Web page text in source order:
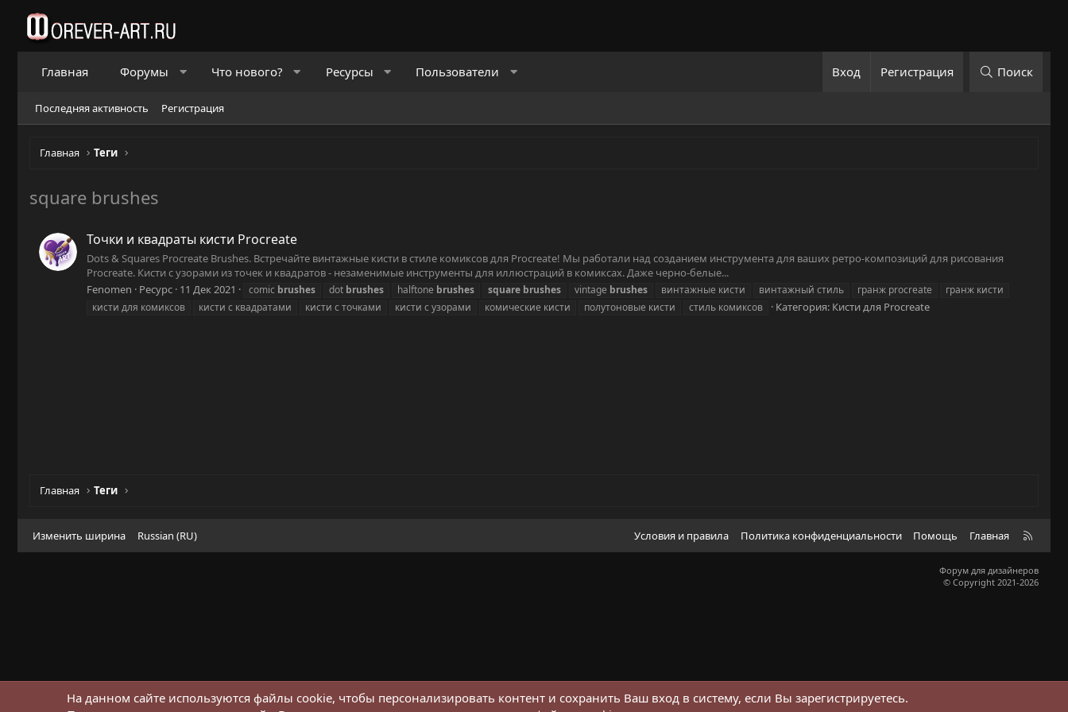
Главная Форумы Что нового? Ресурсы Пользователи Вход Регистрация Поиск
Последняя активность Регистрация
Главная Теги
square brushes
Точки и квадраты кисти Procreate
Dots & Squares Procreate Brushes. Встречайте винтажные кисти в стиле комиксов для Procreate! Мы работали над созданием инструмента для ваших ретро-композиций для рисования
Procreate. Кисти с узорами из точек и квадратов - незаменимые инструменты для иллюстраций в комиксах. Даже черно-белые...
Fenomen
Ресурс 11 Дек 2021 comic brushes dot brushes halftone brushes square brushes vintage brushes винтажные кисти винтажный стиль гранж procreate
гранж кисти
кисти для комиксов
кисти с квадратами кисти с точками кисти с узорами комические кисти полутоновые кисти стиль комиксов Категория: Кисти для Procreate
Главная Теги
Изменить ширина Russian (RU) Условия и правила Политика конфиденциальности Помощь Главная
R
S
Форум для дизайнеров
© Copyright 2021-2026
На данном сайте используются файлы cookie, чтобы персонализировать контент и сохранить Ваш вход в систему, если Вы зарегистрируетесь.